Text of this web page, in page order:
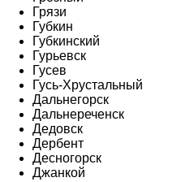
Грязи
Губкин
Губкинский
Гурьевск
Гусев
Гусь-Хрустальный
Дальнегорск
Дальнереченск
Дедовск
Дербент
Десногорск
Джанкой